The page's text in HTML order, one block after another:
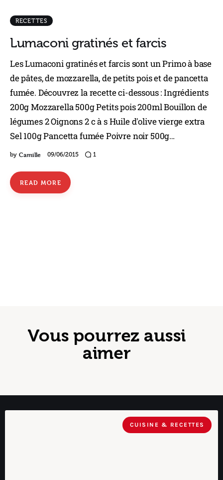
RECETTES
Lumaconi gratinés et farcis
Les Lumaconi gratinés et farcis sont un Primo à base
de pâtes, de mozzarella, de petits pois et de pancetta
fumée. Découvrez la recette ci-dessous : Ingrédients
200g Mozzarella 500g Petits pois 200ml Bouillon de
légumes 2 Oignons 2 c à s Huile d'olive vierge extra
Sel 100g Pancetta fumée Poivre noir 500g…
by Camille 09/06/2015 1
READ MORE
Vous pourrez aussi
aimer
CUISINE & RECETTES